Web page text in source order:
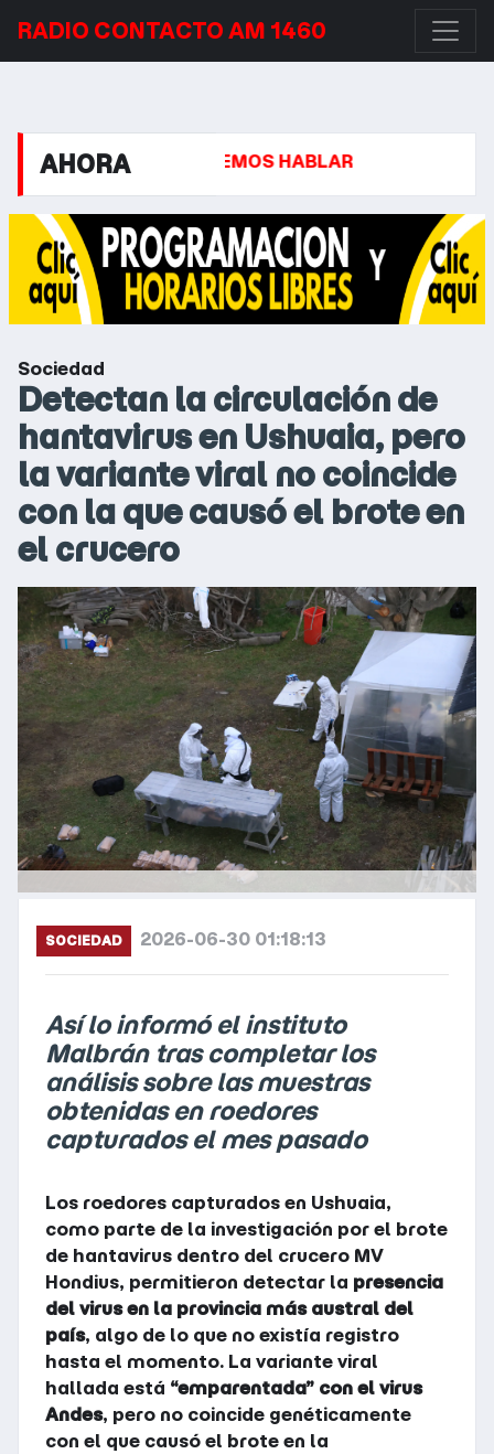
RADIO CONTACTO AM 1460
AHORA
PODEMOS HABLAR LA DESPEDIDA A JORGE
Sociedad
Detectan la circulación de
hantavirus en Ushuaia, pero
la variante viral no coincide
con la que causó el brote en
el crucero
SOCIEDAD 2026-06-30 01:18:13
Así lo informó el instituto
Malbrán tras completar los
análisis sobre las muestras
obtenidas en roedores
capturados el mes pasado
Los roedores capturados en Ushuaia,
como parte de la investigación por el brote
de hantavirus dentro del crucero MV
Hondius, permitieron detectar la presencia
del virus en la provincia más austral del
país, algo de lo que no existía registro
hasta el momento. La variante viral
hallada está “emparentada” con el virus
Andes, pero no coincide genéticamente
con el que causó el brote en la